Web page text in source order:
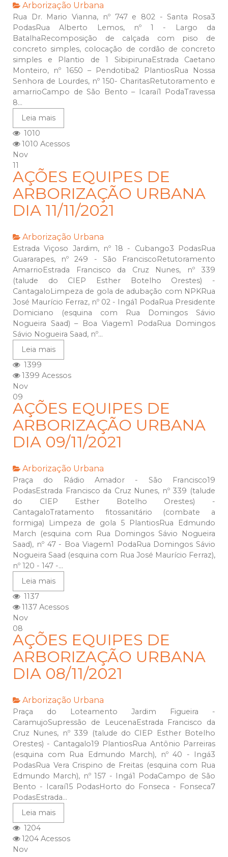
Arborização Urbana
Rua Dr. Mario Vianna, nº 747 e 802 - Santa Rosa3
PodasRua Alberto Lemos, nº 1 - Largo da
BatalhaRecomposição de calçada com piso de
concreto simples, colocação de cordão de concreto
simples e Plantio de 1 SibipirunaEstrada Caetano
Monteiro, nº 1650 – Pendotiba2 PlantiosRua Nossa
Senhora de Lourdes, nº 150- CharitasRetutoramento e
amarrioCampo de São Bento – Icaraí1 PodaTravessa
8...
Leia mais
1010
1010 Acessos
Nov
11
AÇÕES EQUIPES DE
ARBORIZAÇÃO URBANA
DIA 11/11/2021
Arborização Urbana
Estrada Viçoso Jardim, nº 18 - Cubango3 PodasRua
Guararapes, nº 249 - São FranciscoRetutoramento
AmarrioEstrada Francisco da Cruz Nunes, nº 339
(talude do CIEP Esther Botelho Orestes) -
CantagaloLimpeza de gola de adubação com NPKRua
José Maurício Ferraz, nº 02 - Ingá1 PodaRua Presidente
Domiciano (esquina com Rua Domingos Sávio
Nogueira Saad) – Boa Viagem1 PodaRua Domingos
Sávio Nogueira Saad, nº...
Leia mais
1399
1399 Acessos
Nov
09
AÇÕES EQUIPES DE
ARBORIZAÇÃO URBANA
DIA 09/11/2021
Arborização Urbana
Praça do Rádio Amador - São Francisco19
PodasEstrada Francisco da Cruz Nunes, nº 339 (talude
do CIEP Esther Botelho Orestes) -
CantagaloTratamento fitossanitário (combate a
formiga) Limpeza de gola 5 PlantiosRua Edmundo
March (esquina com Rua Domingos Sávio Nogueira
Saad), nº 47 - Boa Viagem1 PodaRua Domingos Sávio
Nogueira Saad (esquina com Rua José Maurício Ferraz),
nº 120 - 147 -...
Leia mais
1137
1137 Acessos
Nov
08
AÇÕES EQUIPES DE
ARBORIZAÇÃO URBANA
DIA 08/11/2021
Arborização Urbana
Praça do Loteamento Jardim Figueira -
CaramujoSupressão de LeucenaEstrada Francisco da
Cruz Nunes, nº 339 (talude do CIEP Esther Botelho
Orestes) - Cantagalo19 PlantiosRua Antônio Parreiras
(esquina com Rua Edmundo March), nº 40 - Ingá3
PodasRua Vera Crispino de Freitas (esquina com Rua
Edmundo March), nº 157 - Ingá1 PodaCampo de São
Bento - Icaraí15 PodasHorto do Fonseca - Fonseca7
PodasEstrada...
Leia mais
1204
1204 Acessos
Nov